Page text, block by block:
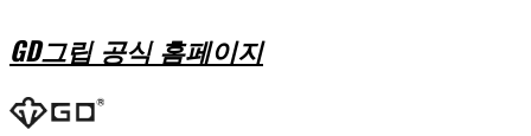
GD그립 공식 홈페이지